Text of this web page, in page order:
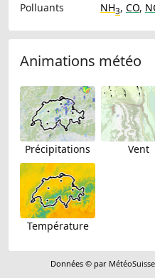
Polluants
NH3, CO,
Animations météo
Précipitations Vent
Température
Données © par MétéoSuisse